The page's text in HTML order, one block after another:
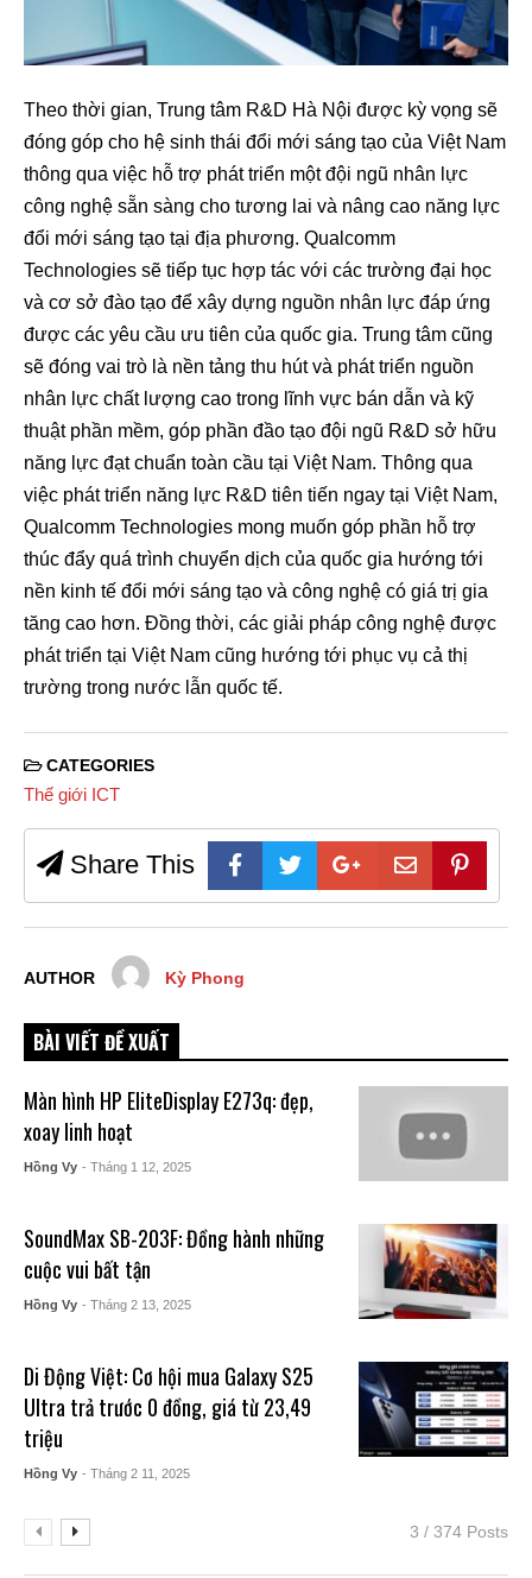
Theo thời gian, Trung tâm R&D Hà Nội được kỳ vọng sẽ
đóng góp cho hệ sinh thái đổi mới sáng tạo của Việt Nam
thông qua việc hỗ trợ phát triển một đội ngũ nhân lực
công nghệ sẵn sàng cho tương lai và nâng cao năng lực
đổi mới sáng tạo tại địa phương. Qualcomm
Technologies sẽ tiếp tục hợp tác với các trường đại học
và cơ sở đào tạo để xây dựng nguồn nhân lực đáp ứng
được các yêu cầu ưu tiên của quốc gia. Trung tâm cũng
sẽ đóng vai trò là nền tảng thu hút và phát triển nguồn
nhân lực chất lượng cao trong lĩnh vực bán dẫn và kỹ
thuật phần mềm, góp phần đầo tạo đội ngũ R&D sở hữu
năng lực đạt chuẩn toàn cầu tại Việt Nam. Thông qua
việc phát triển năng lực R&D tiên tiến ngay tại Việt Nam,
Qualcomm Technologies mong muốn góp phần hỗ trợ
thúc đẩy quá trình chuyển dịch của quốc gia hướng tới
nền kinh tế đổi mới sáng tạo và công nghệ có giá trị gia
tăng cao hơn. Đồng thời, các giải pháp công nghệ được
phát triển tại Việt Nam cũng hướng tới phục vụ cả thị
trường trong nước lẫn quốc tế.
CATEGORIES
Thế giới ICT
Share This
AUTHOR Kỳ Phong
BÀI VIẾT ĐỀ XUẤT
Màn hình HP EliteDisplay E273q: đẹp,
xoay linh hoạt
Hồng Vy - Tháng 1 12, 2025
SoundMax SB-203F: Đồng hành những
cuộc vui bất tận
Hồng Vy - Tháng 2 13, 2025
Di Động Việt: Cơ hội mua Galaxy S25
Ultra trả trước 0 đồng, giá từ 23,49
triệu
Hồng Vy - Tháng 2 11, 2025
3 / 374 Posts